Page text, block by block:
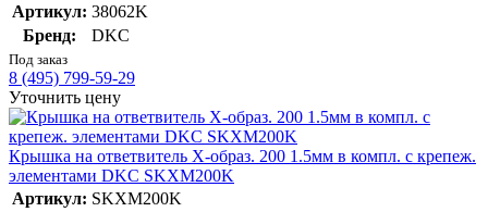
Артикул: 38062K
Бренд:
DKC
Под заказ
8 (495) 799-59-29
Уточнить цену
Крышка на ответвитель X-образ. 200 1.5мм в компл. с крепеж.
элементами DKC SKXM200K
Артикул: SKXM200K